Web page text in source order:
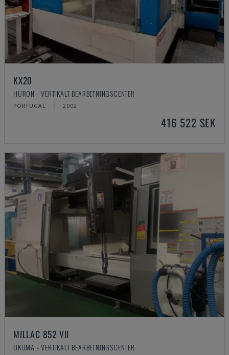
KX20
HURON - VERTIKALT BEARBETNINGSCENTER
PORTUGAL 2002
416 522 SEK
MILLAC 852 VII
OKUMA - VERTIKALT BEARBETNINGSCENTER